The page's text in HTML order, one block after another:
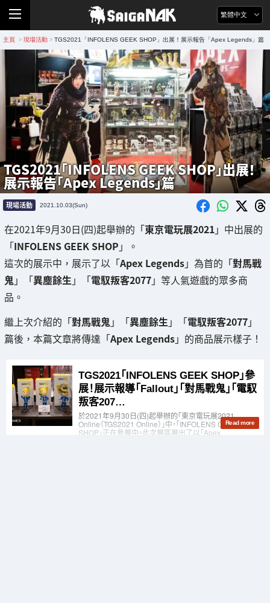
繁體中文
主頁 > 現場活動 > TGS2021「INFOLENS GEEK SHOP」出展！展示報告「Apex Legends」篇
TGS2021「INFOLENS GEEK SHOP」出展！
展示報告「Apex Legends」篇
現場活動 2021.10.03(Sun)
在2021年9月30日(四)起舉辦的「東京電玩展2021」中出展的
「INFOLENS GEEK SHOP 」。
這次的展示中，展示了以「Apex Legends」為首的「對馬戰
鬼 」「異塵餘生 」「電馭叛客2077」等人氣遊戲的眾多商
品。
繼上次介紹的「對馬戰鬼 」「異塵餘生 」「電馭叛客2077」
篇後，本篇文章將傳達「Apex Legends」的商品展示樣子！